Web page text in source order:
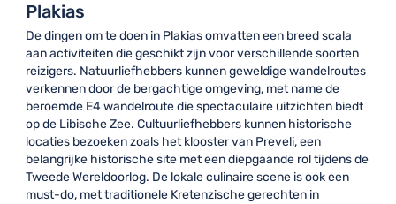
Plakias
De dingen om te doen in Plakias omvatten een breed scala
aan activiteiten die geschikt zijn voor verschillende soorten
reizigers. Natuurliefhebbers kunnen geweldige wandelroutes
verkennen door de bergachtige omgeving, met name de
beroemde E4 wandelroute die spectaculaire uitzichten biedt
op de Libische Zee. Cultuurliefhebbers kunnen historische
locaties bezoeken zoals het klooster van Preveli, een
belangrijke historische site met een diepgaande rol tijdens de
Tweede Wereldoorlog. De lokale culinaire scene is ook een
must-do, met traditionele Kretenzische gerechten in